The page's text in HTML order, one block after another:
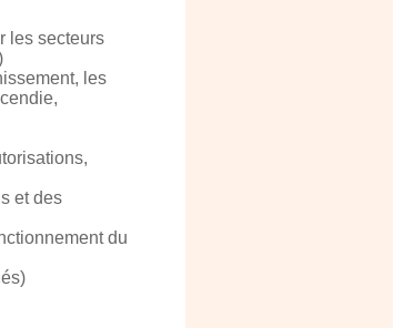
les secteurs
les
et des
du